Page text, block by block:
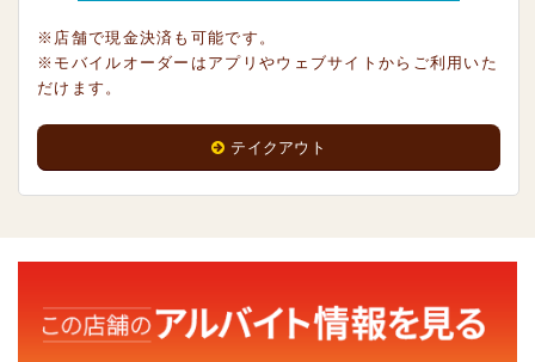
※店舗で現金決済も可能です。
※モバイルオーダーはアプリやウェブサイトからご利用いた
だけます。
テイクアウト